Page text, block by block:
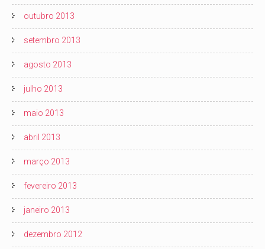
outubro 2013
setembro 2013
agosto 2013
julho 2013
maio 2013
abril 2013
março 2013
fevereiro 2013
janeiro 2013
dezembro 2012